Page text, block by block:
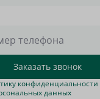
Заказать звонок
конфиденциальности
данных